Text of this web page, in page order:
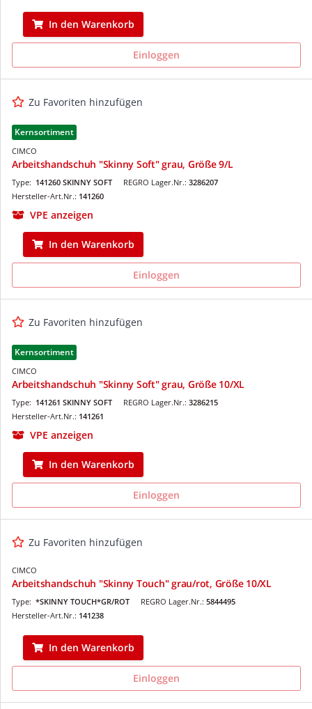
In den Warenkorb
Einloggen
Zu Favoriten hinzufügen
Kernsortiment
CIMCO
Arbeitshandschuh "Skinny Soft" grau, Größe 9/L
REGRO Lager.Nr.: 3286207
Type: 141260 SKINNY SOFT
Hersteller-Art.Nr.: 141260
VPE anzeigen
In den Warenkorb
Einloggen
Zu Favoriten hinzufügen
Kernsortiment
CIMCO
Arbeitshandschuh "Skinny Soft" grau, Größe 10/XL
REGRO Lager.Nr.: 3286215
Type: 141261 SKINNY SOFT
Hersteller-Art.Nr.: 141261
VPE anzeigen
In den Warenkorb
Einloggen
Zu Favoriten hinzufügen
CIMCO
Arbeitshandschuh "Skinny Touch" grau/rot, Größe 10/XL
REGRO Lager.Nr.: 5844495
Type: *SKINNY TOUCH*GR/ROT
Hersteller-Art.Nr.: 141238
In den Warenkorb
Einloggen